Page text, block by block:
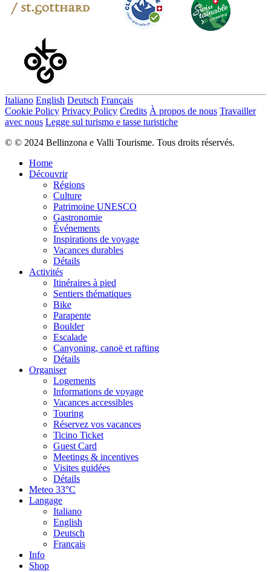
Italiano English Deutsch Français
Cookie Policy Privacy Policy Credits À propos de nous Travailler
avec nous Legge sul turismo e tasse turistiche
© © 2024 Bellinzona e Valli Tourisme. Tous droits réservés.
Home
Découvrir
Régions
Culture
Patrimoine UNESCO
Gastronomie
Événements
Inspirations de voyage
Vacances durables
Détails
Activités
Itinéraires à pied
Sentiers thématiques
Bike
Parapente
Boulder
Escalade
Canyoning, canoë et rafting
Détails
Organiser
Logements
Informations de voyage
Vacances accessibles
Touring
Réservez vos vacances
Ticino Ticket
Guest Card
Meetings & incentives
Visites guidées
Détails
Meteo 33°C
Langage
Italiano
English
Deutsch
Français
Info
Shop